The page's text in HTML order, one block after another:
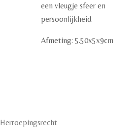
een vleugje sfeer en
persoonlijkheid.
Afmeting: 5.50x5x9cm
Herroepingsrecht